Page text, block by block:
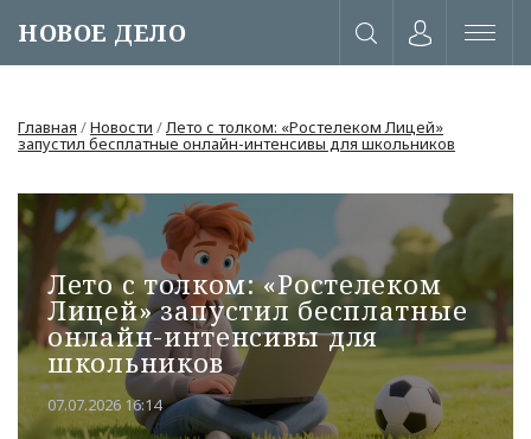
НОВОЕ ДЕЛО
Главная /Новости /Лето с толком: «Ростелеком Лицей»
запустил бесплатные онлайн-интенсивы для школьников
Лето с толком: «Ростелеком
Лицей» запустил бесплатные
онлайн-интенсивы для
школьников
07.07.2026 16:14